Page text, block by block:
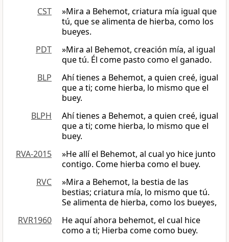
CST
»Mira a Behemot, criatura mía igual que
tú, que se alimenta de hierba, como los
bueyes.
PDT
»Mira al Behemot, creación mía, al igual
que tú. Él come pasto como el ganado.
BLP
Ahí tienes a Behemot, a quien creé, igual
que a ti; come hierba, lo mismo que el
buey.
BLPH
Ahí tienes a Behemot, a quien creé, igual
que a ti; come hierba, lo mismo que el
buey.
RVA-2015
»He allí el Behemot, al cual yo hice junto
contigo. Come hierba como el buey.
RVC
»Mira a Behemot, la bestia de las
bestias; criatura mía, lo mismo que tú.
Se alimenta de hierba, como los bueyes,
RVR1960
He aquí ahora behemot, el cual hice
como a ti; Hierba come como buey.